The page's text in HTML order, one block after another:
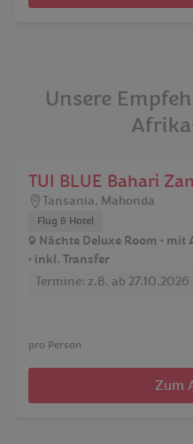
Unsere
TUI BLUE Bahari
Tansania, Mahonda
Flug & Hotel
9 Nächte Deluxe Room • mit
• inkl. Transfer
Termine: z.B. ab 27.10.2026
pro Person
Zum